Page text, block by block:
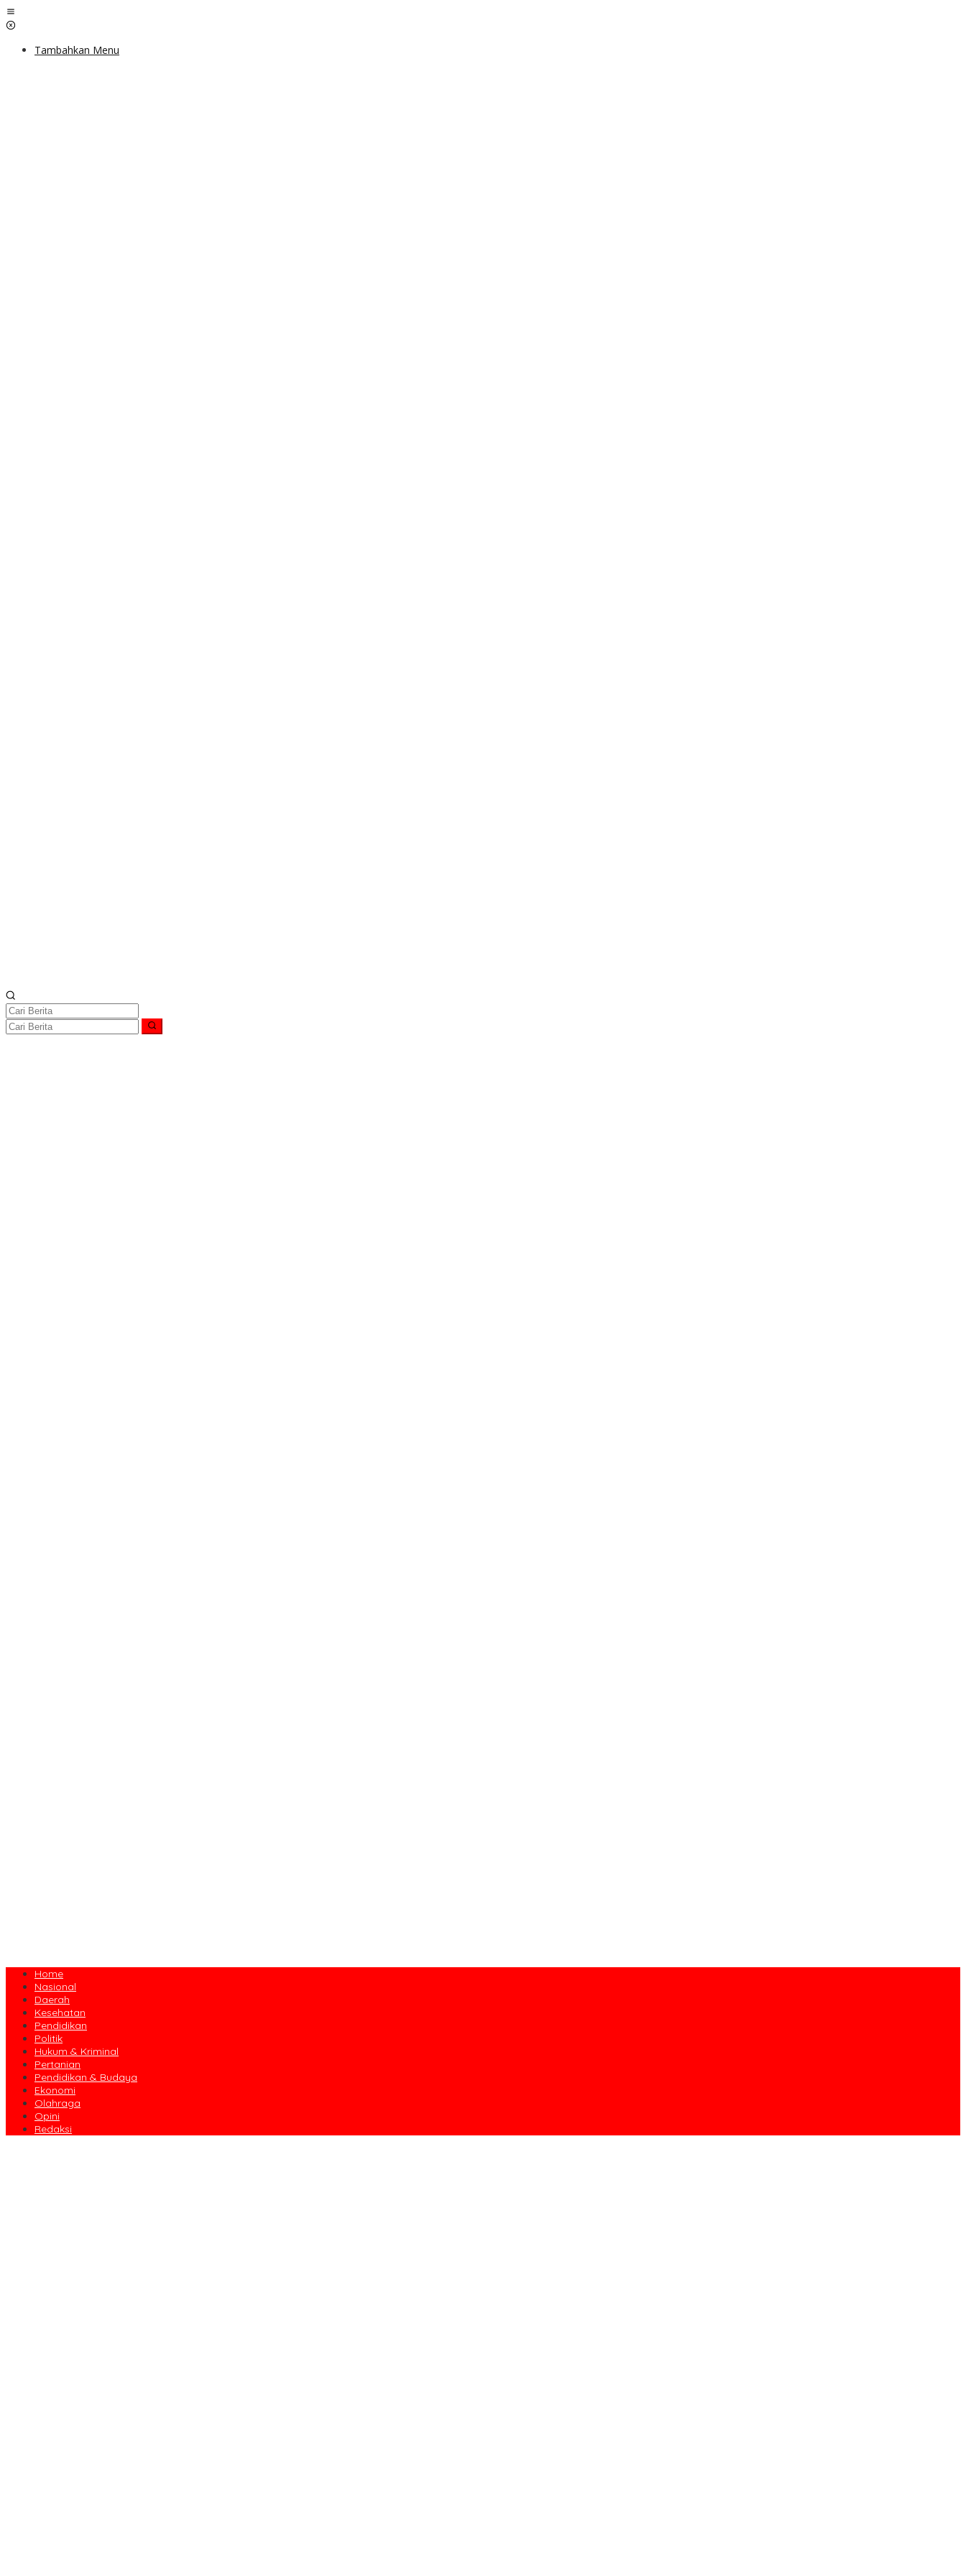
Lewati
ke
Tambahkan Menu
Home
Nasional
Daerah
Kesehatan
Pendidikan
Politik
Hukum & Kriminal
Pertanian
Pendidikan & Budaya
Ekonomi
Olahraga
Opini
Redaksi